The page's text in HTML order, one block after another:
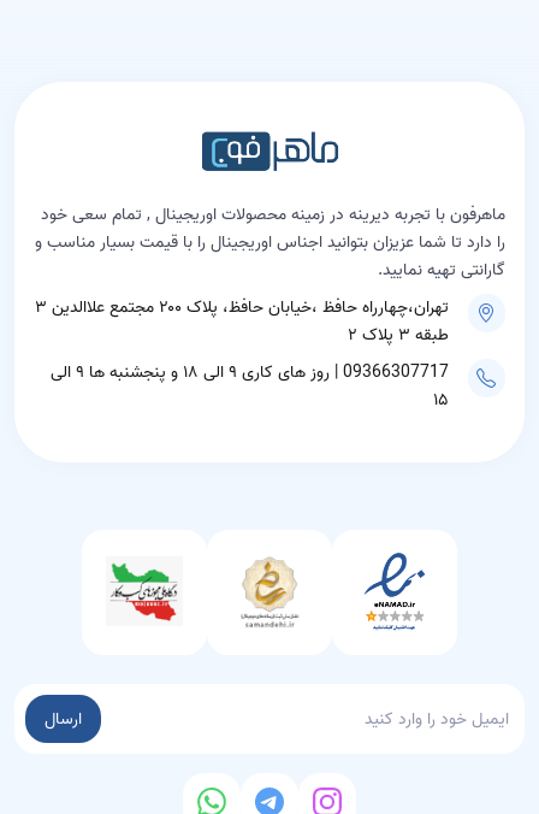
ماهرفون با تجربه دیرینه در زمینه محصولات اوریجینال , تمام سعی خود
را دارد تا شما عزیزان بتوانید اجناس اوریجینال را با قیمت بسیار مناسب و
گارانتی تهیه نمایید.
تهران،چهارراه حافظ ،خیابان حافظ، پلاک ۲۰۰ مجتمع علاالدین ۳
طبقه ۳ پلاک ۲
09366307717 | روز های کاری ۹ الی ۱۸ و پنجشنبه ها ۹ الی
۱۵
ارسال